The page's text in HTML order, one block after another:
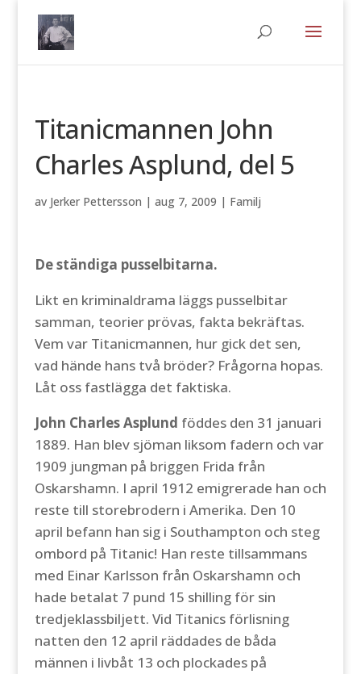
Titanicmannen John
Charles Asplund, del 5
av Jerker Pettersson | aug 7, 2009 | Familj
De ständiga pusselbitarna.
Likt en kriminaldrama läggs pusselbitar
samman, teorier prövas, fakta bekräftas.
Vem var Titanicmannen, hur gick det sen,
vad hände hans två bröder? Frågorna hopas.
Låt oss fastlägga det faktiska.
John Charles Asplund föddes den 31 januari
1889. Han blev sjöman liksom fadern och var
1909 jungman på briggen Frida från
Oskarshamn. I april 1912 emigrerade han och
reste till storebrodern i Amerika. Den 10
april befann han sig i Southampton och steg
ombord på Titanic! Han reste tillsammans
med Einar Karlsson från Oskarshamn och
hade betalat 7 pund 15 shilling för sin
tredjeklassbiljett. Vid Titanics förlisning
natten den 12 april räddades de båda
männen i livbåt 13 och plockades på